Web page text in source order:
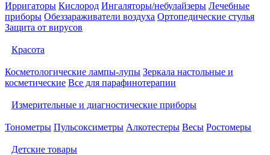
Ирригаторы Кислород Ингаляторы/небулайзеры Лечебные
приборы Обеззараживатели воздуха Ортопедические стулья
Защита от вирусов
Красота
Косметологические лампы-лупы Зеркала настольные и
косметические Все для парафинотерапии
Измерительные и диагностические приборы
Тонометры Пульсоксиметры Алкотестеры Весы Ростомеры
Детские товары